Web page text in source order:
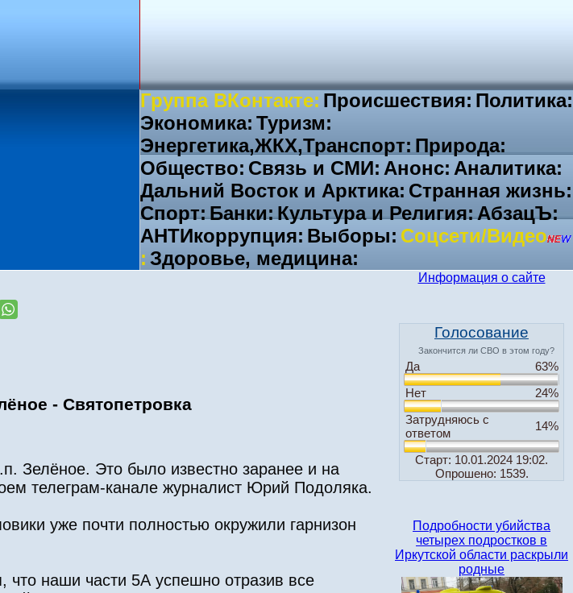
Группа ВКонтакте: Происшествия: Политика:
Экономика: Туризм:
Энергетика,ЖКХ,Транспорт: Природа:
Общество: Связь и СМИ: Анонс: Аналитика:
Дальний Восток и Арктика: Странная жизнь:
Спорт:Банки:Культура и Религия:АбзацЪ:
АНТИкоррупция: Выборы: Соцсети/Видео
: Здоровье, медицина:
- Святопетровка
Зелёное. Это было известно заранее и на
телеграм-канале журналист Юрий Подоляка.
уже почти полностью окружили гарнизон
что наши части 5А успешно отразив все
Информация о сайте
Голосование
Закончится ли СВО в этом году?
Да
63%
Нет
24%
Затрудняюсь с
ответом
14%
Старт: 10.01.2024 19:02.
Опрошено: 1539.
Подробности убийства
четырех подростков в
Иркутской области раскрыли
родные